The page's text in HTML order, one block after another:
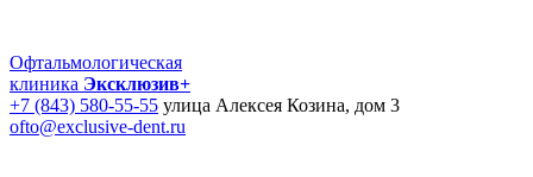
Офтальмологическая
клиника Эксклюзив+
+7 (843) 580-55-55 улица Алексея Козина, дом 3
ofto@exclusive-dent.ru